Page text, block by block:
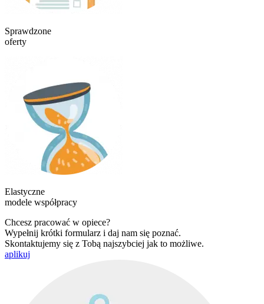
Sprawdzone
oferty
Elastyczne
modele współpracy
Chcesz pracować w opiece?
Wypełnij krótki formularz i daj nam się poznać.
Skontaktujemy się z Tobą najszybciej jak to możliwe.
aplikuj